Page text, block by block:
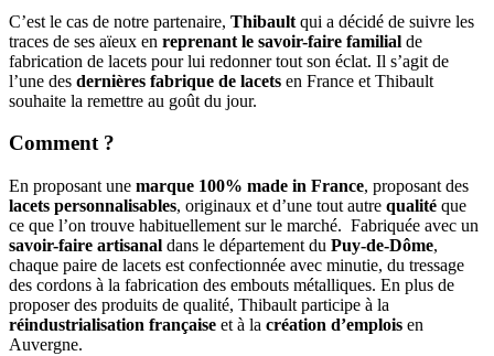
C’est le cas de notre partenaire, Thibault qui a décidé de suivre les
traces de ses aïeux en reprenant le savoir-faire familial de
fabrication de lacets pour lui redonner tout son éclat. Il s’agit de
l’une des dernières fabrique de lacets en France et Thibault
souhaite la remettre au goût du jour.
Comment ?
En proposant une marque 100% made in France, proposant des
lacets personnalisables, originaux et d’une tout autre qualité que
ce que l’on trouve habituellement sur le marché. Fabriquée avec un
savoir-faire artisanal dans le département du Puy-de-Dôme,
chaque paire de lacets est confectionnée avec minutie, du tressage
des cordons à la fabrication des embouts métalliques. En plus de
proposer des produits de qualité, Thibault participe à la
réindustrialisation française et à la création d’emplois en
Auvergne.